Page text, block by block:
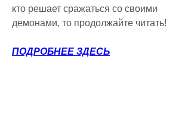
кто решает сражаться со своими
демонами, то продолжайте читать!
ПОДРОБНЕЕ ЗДЕСЬ